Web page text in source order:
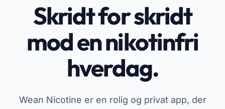
Skridt for skridt
mod en nikotinfri
hverdag.
Wean Nicotine er en rolig og privat app, der